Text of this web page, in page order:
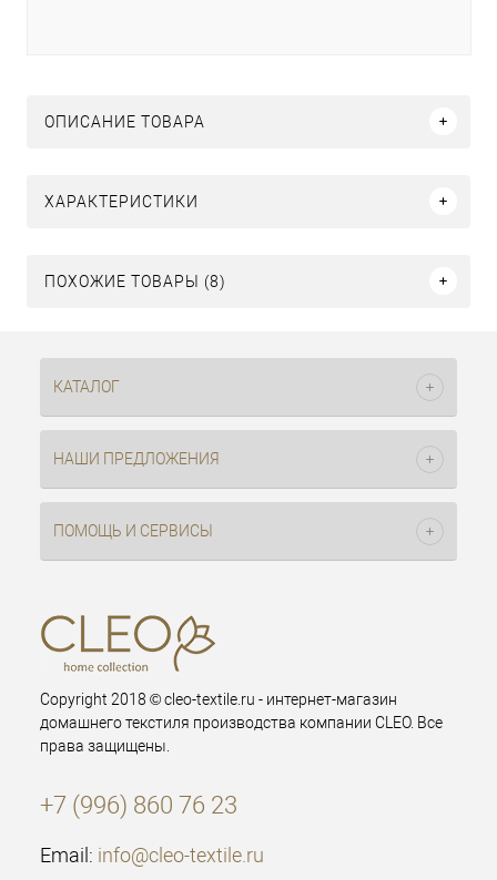
ОПИСАНИЕ ТОВАРА
ХАРАКТЕРИСТИКИ
ПОХОЖИЕ ТОВАРЫ (8)
КАТАЛОГ
НАШИ ПРЕДЛОЖЕНИЯ
ПОМОЩЬ И СЕРВИСЫ
Copyright 2018 © cleo-textile.ru - интернет-магазин
домашнего текстиля производства компании CLEO. Все
права защищены.
+7 (996) 860 76 23
Email: info@cleo-textile.ru